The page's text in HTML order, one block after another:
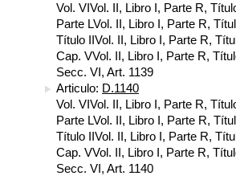
Vol. VIVol. II, Libro I, Parte R,
Parte LVol. II, Libro I, Parte R,
Título IIVol. II, Libro I, Parte R,
Cap. VVol. II, Libro I, Parte R,
Secc. VI, Art. 1139
Articulo: D.1140
Vol. VIVol. II, Libro I, Parte R,
Parte LVol. II, Libro I, Parte R,
Título IIVol. II, Libro I, Parte R,
Cap. VVol. II, Libro I, Parte R,
Secc. VI, Art. 1140